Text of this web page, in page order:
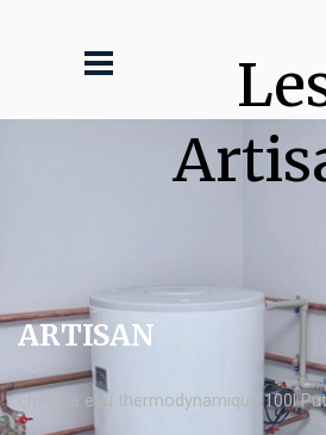
ARTISAN
chauffe eau thermodynamique 100l